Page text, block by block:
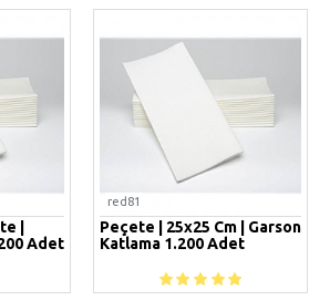
|
Adet
red81
Peçete | 25x25 Cm | Garson
Katlama 1.200 Adet